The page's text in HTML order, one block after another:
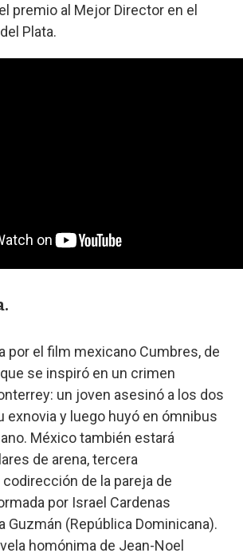
premio al Mejor Director en el
Plata.
por el film mexicano Cumbres, de
se inspiró en un crimen
un joven asesinó a los dos
exnovia y luego huyó en ómnibus
México también estará
de arena, tercera
de la pareja de
por Israel Cardenas
Guzmán (República Dominicana).
homónima de Jean-Noel